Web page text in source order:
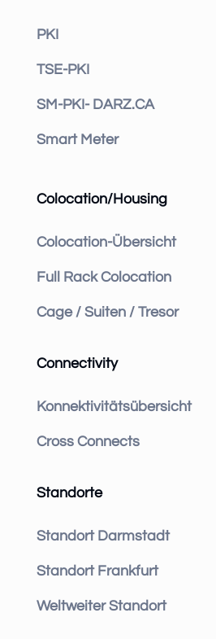
PKI
TSE-PKI
SM-PKI- DARZ.CA
Smart Meter
Colocation/Housing
Colocation-Übersicht
Full Rack Colocation
Cage / Suiten / Tresor
Connectivity
Konnektivitätsübersicht
Cross Connects
Standorte
Standort Darmstadt
Standort Frankfurt
Weltweiter Standort